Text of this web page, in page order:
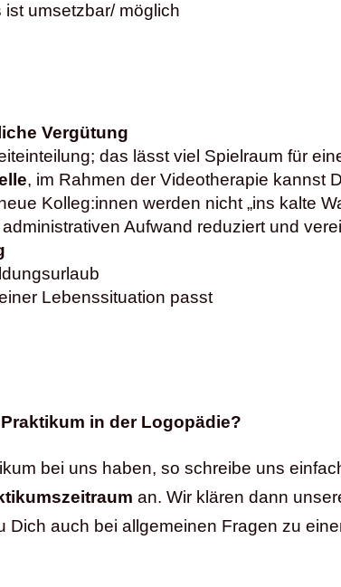
umsetzbar/ möglich
Vergütung
das lässt viel Spielraum für
, im Rahmen der Videotherapie kannst
Kolleg:innen werden nicht „ins kalte
Aufwand reduziert und
Lebenssituation passt
in der Logopädie?
bei uns haben, so schreibe uns
an. Wir klären dann
Dich auch bei allgemeinen Fragen zu